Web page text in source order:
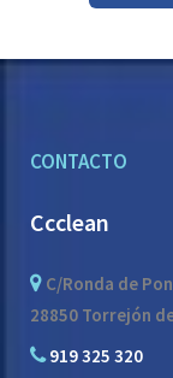
CONTACTO
Ccclean
C/Ronda de
28850 Torrejón
919 325 320